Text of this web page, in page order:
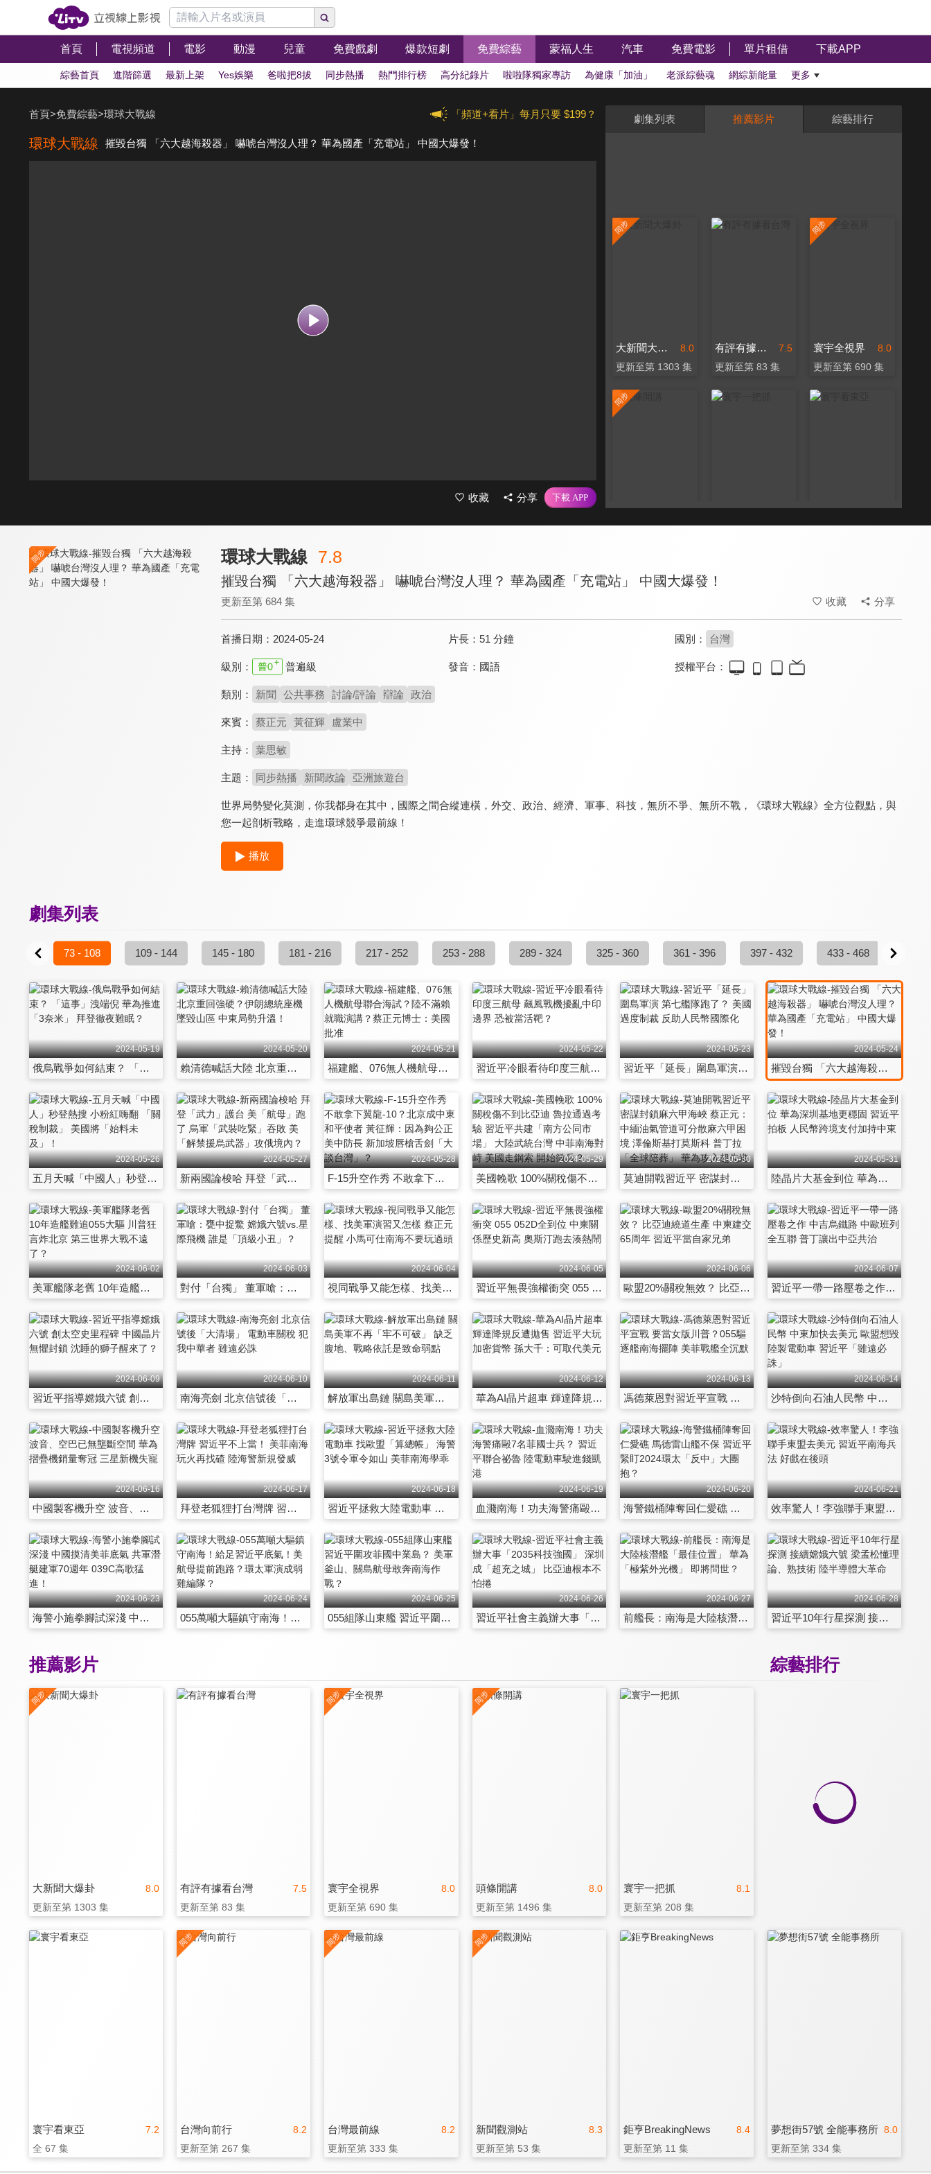
首頁 電視頻道 電影 動漫 兒童 免費戲劇 爆款短劇 免費綜藝 蒙福人生 汽車 免費電影 單片租借 下載APP
綜藝首頁 進階篩選 最新上架 Yes娛樂 爸啦把8拔 同步熱播 熱門排行榜 高分紀錄片 啦啦隊獨家專訪 為健康「加油」 老派綜藝魂 網綜新能量 更多
「頻道+看片」每月只要 $199？
首頁>免費綜藝>環球大戰線
環球大戰線 摧毀台獨 「六大越海殺器」 嚇唬台灣沒人理？ 華為國產「充電站」 中國大爆發！
收藏 分享
劇集列表 推薦影片 綜藝排行
8.0
大新聞大爆卦
更新至第 1303 集
7.5
有評有據看台灣
更新至第 83 集
8.0
寰宇全視界
更新至第 690 集
環球大戰線 7.8
摧毀台獨 「六大越海殺器」 嚇唬台灣沒人理？ 華為國產「充電站」 中國大爆發！
更新至第 684 集 收藏 分享
首播日期： 2024-05-24 片長： 51 分鐘 國別： 台灣
級別： 普遍級 發音： 國語 授權平台：
類別： 新聞 公共事務 討論/評論 辯論 政治
來賓： 蔡正元 黃征輝 盧業中
主持： 葉思敏
主題： 同步熱播 新聞政論 亞洲旅遊台
世界局勢變化莫測，你我都身在其中，國際之間合縱連橫，外交、政治、經濟、軍事、科技，無所不爭、無所不戰，《環球大戰線》全方位觀點，與
您一起剖析戰略，走進環球競爭最前線！
播放
劇集列表
73 - 108 109 - 144 145 - 180 181 - 216 217 - 252 253 - 288 289 - 324 325 - 360 361 - 396 397 - 432 433 - 468
2024-05-19
俄烏戰爭如何結束？ 「這事」洩端倪 華為推進「3奈米」 拜登徹夜難眠？
2024-05-20
賴清德喊話大陸 北京重回強硬？伊朗總統座機墜毀山區 中東局勢升溫！
2024-05-21
福建艦、076無人機航母聯合海試？陸不滿賴就職演講？蔡正元博士：美國批准
2024-05-22
習近平冷眼看待印度三航母 飆風戰機擾亂中印邊界 恐被當活靶？
2024-05-23
習近平「延長」圍島軍演 第七艦隊跑了？ 美國過度制裁 反助人民幣國際化
2024-05-24
摧毀台獨 「六大越海殺器」 嚇唬台灣沒人理？ 華為國產「充電站」 中國大爆發！
2024-05-26
五月天喊「中國人」秒登熱搜 小粉紅嗨翻 「關稅制裁」 美國將「始料未及」！
2024-05-27
新兩國論梭哈 拜登「武力」護台 美「航母」跑了 烏軍「武裝吃緊」吞敗 美「解禁援烏武器」攻俄境內？
2024-05-28
F-15升空作秀 不敢拿下翼龍-10？北京成中東和平使者 黃征輝：因為夠公正 美中防長 新加坡唇槍舌劍「大談台灣」？
2024-05-29
美國輓歌 100%關稅傷不到比亞迪 魯拉通過考驗 習近平共建「南方公同市場」 大陸武統台灣 中菲南海對峙 美國走鋼索 開始徵兵？
2024-05-30
莫迪開戰習近平 密謀封鎖麻六甲海峽 蔡正元：中緬油氣管道可分散麻六甲困境 澤倫斯基打莫斯科 普丁拉「全球陪葬」 華為攻入超先進製程 鴻蒙代碼突破1.1億行
2024-05-31
陸晶片大基金到位 華為深圳基地更穩固 習近平拍板 人民幣跨境支付加持中東
2024-06-02
美軍艦隊老舊 10年造艦難追055大驅 川普狂言炸北京 第三世界大戰不遠了？
2024-06-03
對付「台獨」 董軍嗆：甕中捉鱉 嫦娥六號vs.星際飛機 誰是「頂級小丑」？
2024-06-04
視同戰爭又能怎樣、找美軍演習又怎樣 蔡正元提醒 小馬可仕南海不要玩過頭
2024-06-05
習近平無畏強權衝突 055 052D全到位 中柬關係歷史新高 奧斯汀跑去湊熱鬧
2024-06-06
歐盟20%關稅無效？ 比亞迪繞道生產 中柬建交65周年 習近平當自家兄弟
2024-06-07
習近平一帶一路壓卷之作 中吉烏鐵路 中歐班列全互聯 普丁讓出中亞共治
2024-06-09
習近平指導嫦娥六號 創太空史里程碑 中國晶片無懼封鎖 沈睡的獅子醒來了？
2024-06-10
南海亮劍 北京信號後「大清場」 電動車關稅 犯我中華者 雖遠必誅
2024-06-11
解放軍出島鏈 關島美軍不再「牢不可破」 缺乏腹地、戰略依託是致命弱點
2024-06-12
華為AI晶片超車 輝達降規反遭拋售 習近平大玩加密貨幣 孫大千：可取代美元
2024-06-13
馮德萊恩對習近平宣戰 要當女版川普？055驅逐艦南海擺陣 美菲戰艦全沉默
2024-06-14
沙特倒向石油人民幣 中東加快去美元 歐盟想毀陸製電動車 習近平「雖遠必誅」
2024-06-16
中國製客機升空 波音、空巴已無壟斷空間 華為摺疊機銷量奪冠 三星新機失寵
2024-06-17
拜登老狐狸打台灣牌 習近平不上當！ 美菲南海玩火再找碴 陸海警新規發威
2024-06-18
習近平拯救大陸電動車 找歐盟「算總帳」 海警3號令軍令如山 美菲南海學乖
2024-06-19
血濺南海！功夫海警痛毆7名菲國士兵？ 習近平聯合祕魯 陸電動車駛進錢凱港
2024-06-20
海警鐵桶陣奪回仁愛礁 馬德雷山艦不保 習近平緊盯2024環太「反中」大團抱？
2024-06-21
效率驚人！李強聯手東盟去美元 習近平南海兵法 好戲在後頭
2024-06-23
海警小施拳腳試深淺 中國摸清美菲底氣 共軍潛艇建軍70週年 039C高歌猛進！
2024-06-24
055萬噸大驅鎮守南海！給足習近平底氣！美航母提前跑路？環太軍演成弱雞編隊？
2024-06-25
055組隊山東艦 習近平圍攻菲國中業島？ 美軍釜山、關島航母敢奔南海作戰？
2024-06-26
習近平社會主義辦大事「2035科技強國」 深圳成「超充之城」 比亞迪根本不怕捲
2024-06-27
前艦長：南海是大陸核潛艦「最佳位置」 華為「極紫外光機」 即將問世？
2024-06-28
習近平10年行星探測 接續嫦娥六號 梁孟松懂理論、熟技術 陸半導體大革命
綜藝排行
推薦影片
8.0
大新聞大爆卦
更新至第 1303 集
7.5
有評有據看台灣
更新至第 83 集
8.0
寰宇全視界
更新至第 690 集
8.0
頭條開講
更新至第 1496 集
8.1
寰宇一把抓
更新至第 208 集
7.2
寰宇看東亞
全 67 集
8.2
台灣向前行
更新至第 267 集
8.2
台灣最前線
更新至第 333 集
8.3
新聞觀測站
更新至第 53 集
8.4
鉅亨BreakingNews
更新至第 11 集
8.0
夢想街57號 全能事務所
更新至第 334 集